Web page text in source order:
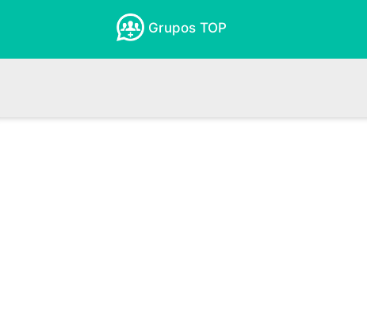
Grupos TOP